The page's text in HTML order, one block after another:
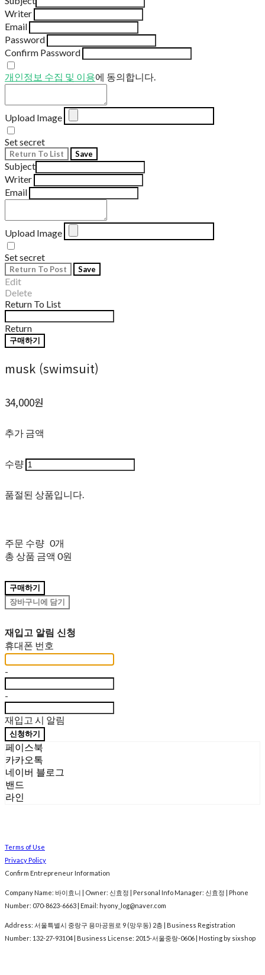
Writer
Email
Password
Confirm Password
개인정보 수집 및 이용에 동의합니다.
Upload Image
Set secret
Return To List Save
Subject
Writer
Email
Upload Image
Set secret
Return To Post Save
Edit
Delete
Return To List
Return
구매하기
musk (swimsuit)
34,000원
추가 금액
수량
품절된 상품입니다.
주문 수량 0개
총 상품 금액 0원
구매하기
장바구니에 담기
재입고 알림 신청
휴대폰 번호
-
-
재입고 시 알림
신청하기
페이스북
카카오톡
네이버 블로그
밴드
라인
Terms of Use
Privacy Policy
Confirm Entrepreneur Information
Company Name: 바이효니 | Owner: 신효정 | Personal Info Manager: 신효정 | Phone
Number: 070-8623-6663 | Email: hyony_log@naver.com
Address: 서울특별시 중랑구 용마공원로 9 (망우동) 2층 | Business Registration
Number: 132-27-93104 | Business License: 2015-서울중랑-0606 | Hosting by sixshop